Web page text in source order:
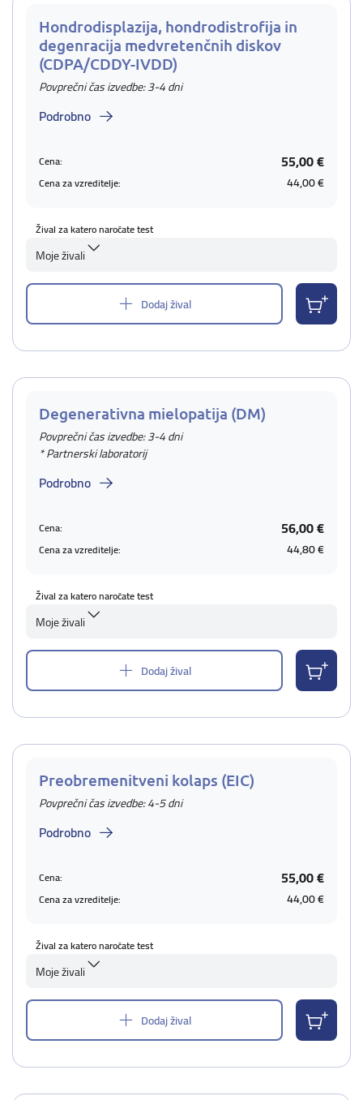
Hondrodisplazija, hondrodistrofija in
degenracija medvretenčnih diskov
(CDPA/CDDY-IVDD)
Povprečni čas izvedbe: 3-4 dni
Podrobno
Cena: 55,00 €
Cena za vzreditelje: 44,00 €
Žival za katero naročate test
Moje živali
Dodaj žival
Degenerativna mielopatija (DM)
Povprečni čas izvedbe: 3-4 dni
* Partnerski laboratorij
Podrobno
Cena: 56,00 €
Cena za vzreditelje: 44,80 €
Žival za katero naročate test
Moje živali
Dodaj žival
Preobremenitveni kolaps (EIC)
Povprečni čas izvedbe: 4-5 dni
Podrobno
Cena: 55,00 €
Cena za vzreditelje: 44,00 €
Žival za katero naročate test
Moje živali
Dodaj žival